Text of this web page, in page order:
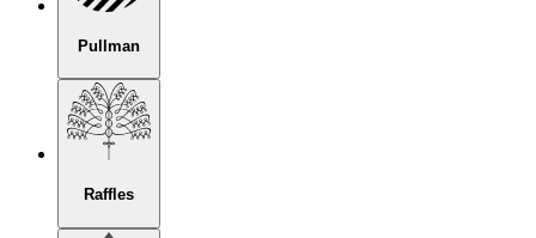
Pullman
Raffles